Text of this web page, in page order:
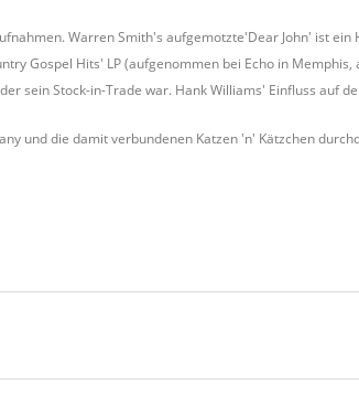
Warren Smith's aufgemotzte'Dear John' ist
Gospel Hits' LP (aufgenommen bei Echo in
sein Stock-in-Trade war. Hank Williams' Einfluss auf
und die damit verbundenen Katzen 'n' Kätzchen